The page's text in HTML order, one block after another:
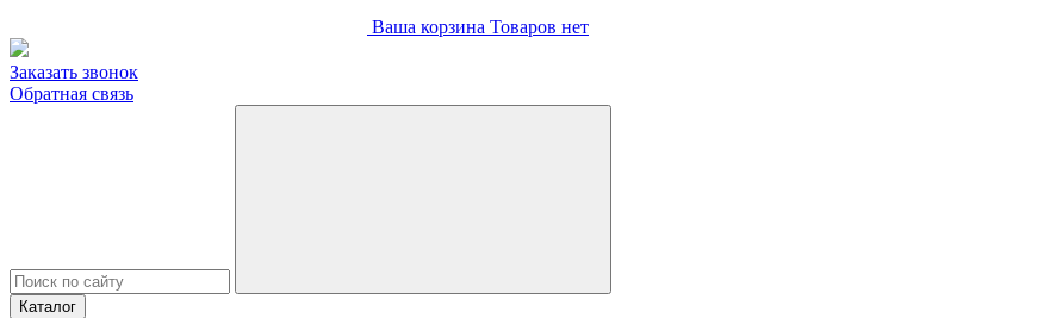
Ваша корзина Товаров нет
Заказать звонок
Обратная связь
Каталог